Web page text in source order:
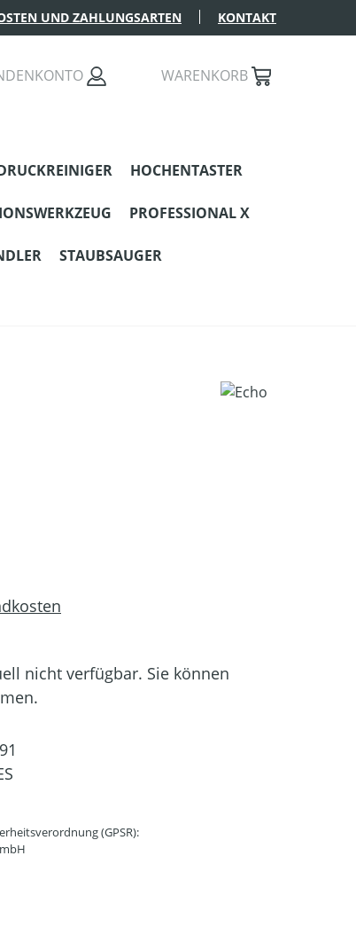
UND ZAHLUNGSARTEN KONTAKT
WARENKORB
HOCHENTASTER
PROFESSIONAL X
STAUBSAUGER
nicht verfügbar. Sie können
(GPSR):